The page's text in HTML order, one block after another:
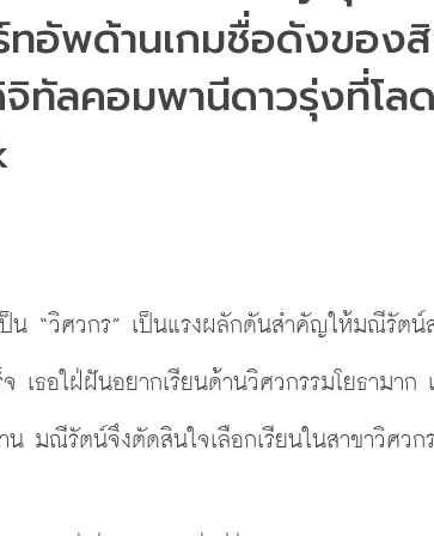
ทอัพด้านเกมชื่อดังของ
ทัลคอมพานีดาวรุ่งที่โล
น “วิศวกร” เป็นแรงผลักดันสำคัญให้มณีรัต
จ เธอใฝ่ฝันอยากเรียนด้านวิศวกรรมโยธาม
น มณีรัตน์จึงตัดสินใจเลือกเรียนในสาขาวิศวก